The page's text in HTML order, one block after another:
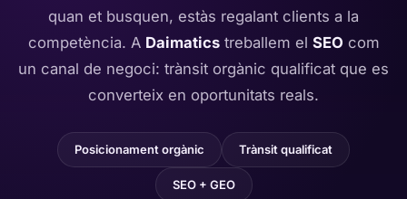
quan et busquen, estàs regalant clients a la
competència. A Daimaticstreballem el SEO com
un canal de negoci: trànsit orgànic qualificat que es
converteix en oportunitats reals.
Posicionament orgànic Trànsit qualificat
SEO + GEO